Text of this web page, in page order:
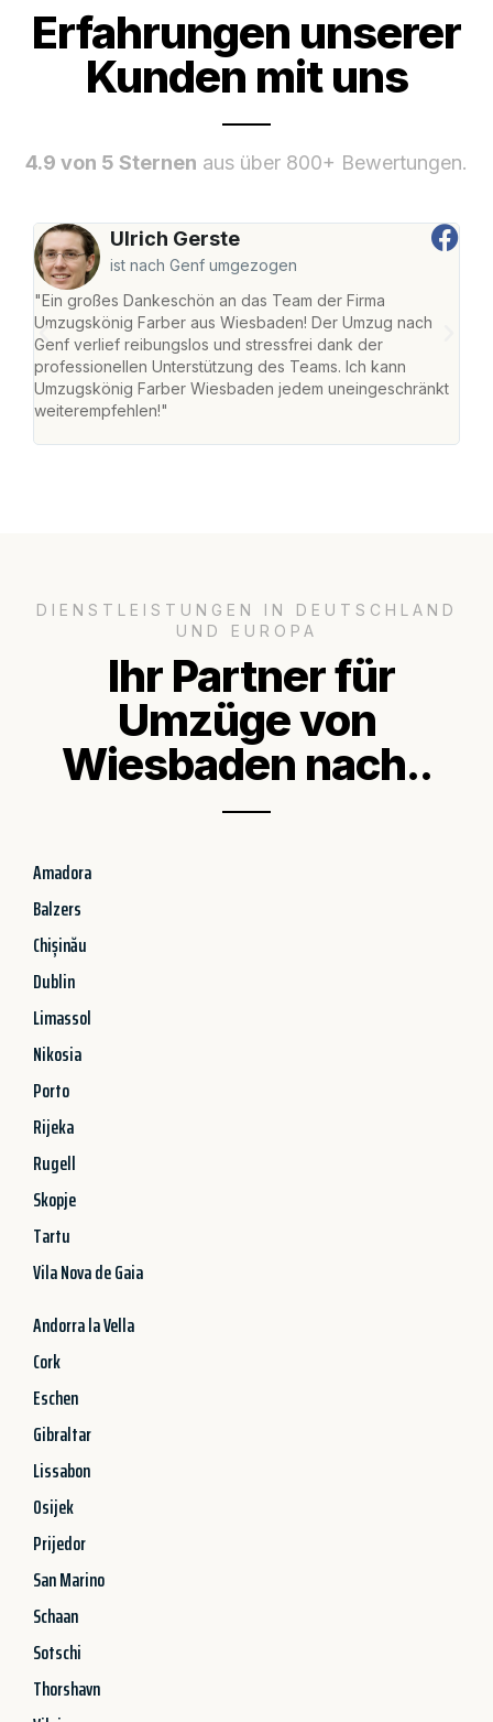
Erfahrungen unserer
Kunden mit uns
4.9 von 5 Sternen aus über 800+ Bewertungen.
Ulrich Gerste
ist nach Genf umgezogen
"Ein großes Dankeschön an das Team der Firma
Umzugskönig Farber aus Wiesbaden! Der Umzug nach
Genf verlief reibungslos und stressfrei dank der
professionellen Unterstützung des Teams. Ich kann
Umzugskönig Farber Wiesbaden jedem uneingeschränkt
weiterempfehlen!"
DIENSTLEISTUNGEN IN DEUTSCHLAND
UND EUROPA
Ihr Partner für
Umzüge von
Wiesbaden nach..
Amadora
Balzers
Chișinău
Dublin
Limassol
Nikosia
Porto
Rijeka
Rugell
Skopje
Tartu
Vila Nova de Gaia
Andorra la Vella
Cork
Eschen
Gibraltar
Lissabon
Osijek
Prijedor
San Marino
Schaan
Sotschi
Thorshavn